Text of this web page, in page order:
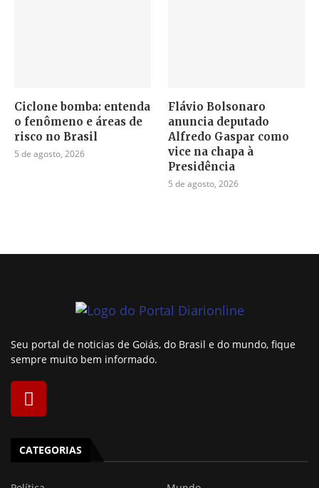
Ciclone bomba: entenda
o fenômeno e áreas de
risco no Brasil
5 de agosto, 2026
Flávio Bolsonaro
anuncia deputado
Alfredo Gaspar como
vice na chapa à
Presidência
5 de agosto, 2026
Seu portal de noticias de Goiás, do Brasil e do mundo, fique
sempre muito bem informado.
CATEGORIAS